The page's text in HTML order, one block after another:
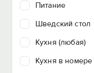
Питание
Шведский стол
Кухня (любая)
Кухня в номере